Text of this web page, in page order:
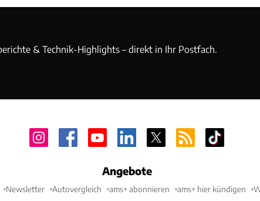
& Technik-Highlights – direkt in Ihr Postfach.
Angebote
Newsletter Autovergleich ams+ abonnieren ams+ hier kündigen